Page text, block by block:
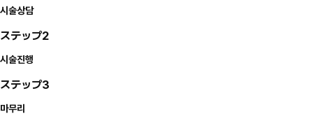
시술상담
ステップ2
시술진행
ステップ3
마무리